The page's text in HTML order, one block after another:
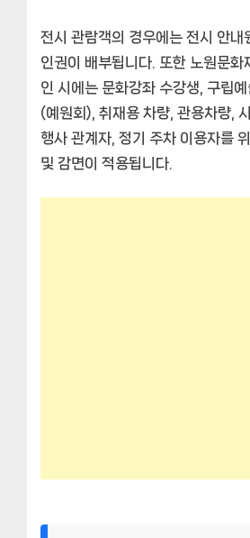
전시 관람객의 경우에는 전시 안내
인권이 배부됩니다. 또한 노원문화
인 시에는 문화강좌 수강생, 구립
(예원회), 취재용 차량, 관용차량,
행사 관계자, 정기 주차 이용자를
및 감면이 적용됩니다.